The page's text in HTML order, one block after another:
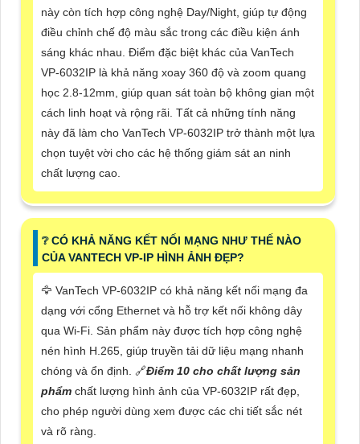
này còn tích hợp công nghệ Day/Night, giúp tự động
điều chỉnh chế độ màu sắc trong các điều kiện ánh
sáng khác nhau. Điểm đặc biệt khác của VanTech
VP-6032IP là khả năng xoay 360 độ và zoom quang
học 2.8-12mm, giúp quan sát toàn bộ không gian một
cách linh hoạt và rộng rãi. Tất cả những tính năng
này đã làm cho VanTech VP-6032IP trở thành một lựa
chọn tuyệt vời cho các hệ thống giám sát an ninh
chất lượng cao.
❔ CÓ KHẢ NĂNG KẾT NỐI MẠNG NHƯ THẾ NÀO
CỦA VANTECH VP-IP HÌNH ẢNH ĐẸP?
🦅 VanTech VP-6032IP có khả năng kết nối mạng đa
dạng với cổng Ethernet và hỗ trợ kết nối không dây
qua Wi-Fi. Sản phẩm này được tích hợp công nghệ
nén hình H.265, giúp truyền tải dữ liệu mạng nhanh
chóng và ổn định. 🔗Điểm 10 cho chất lượng sản
phẩm chất lượng hình ảnh của VP-6032IP rất đẹp,
cho phép người dùng xem được các chi tiết sắc nét
và rõ ràng.